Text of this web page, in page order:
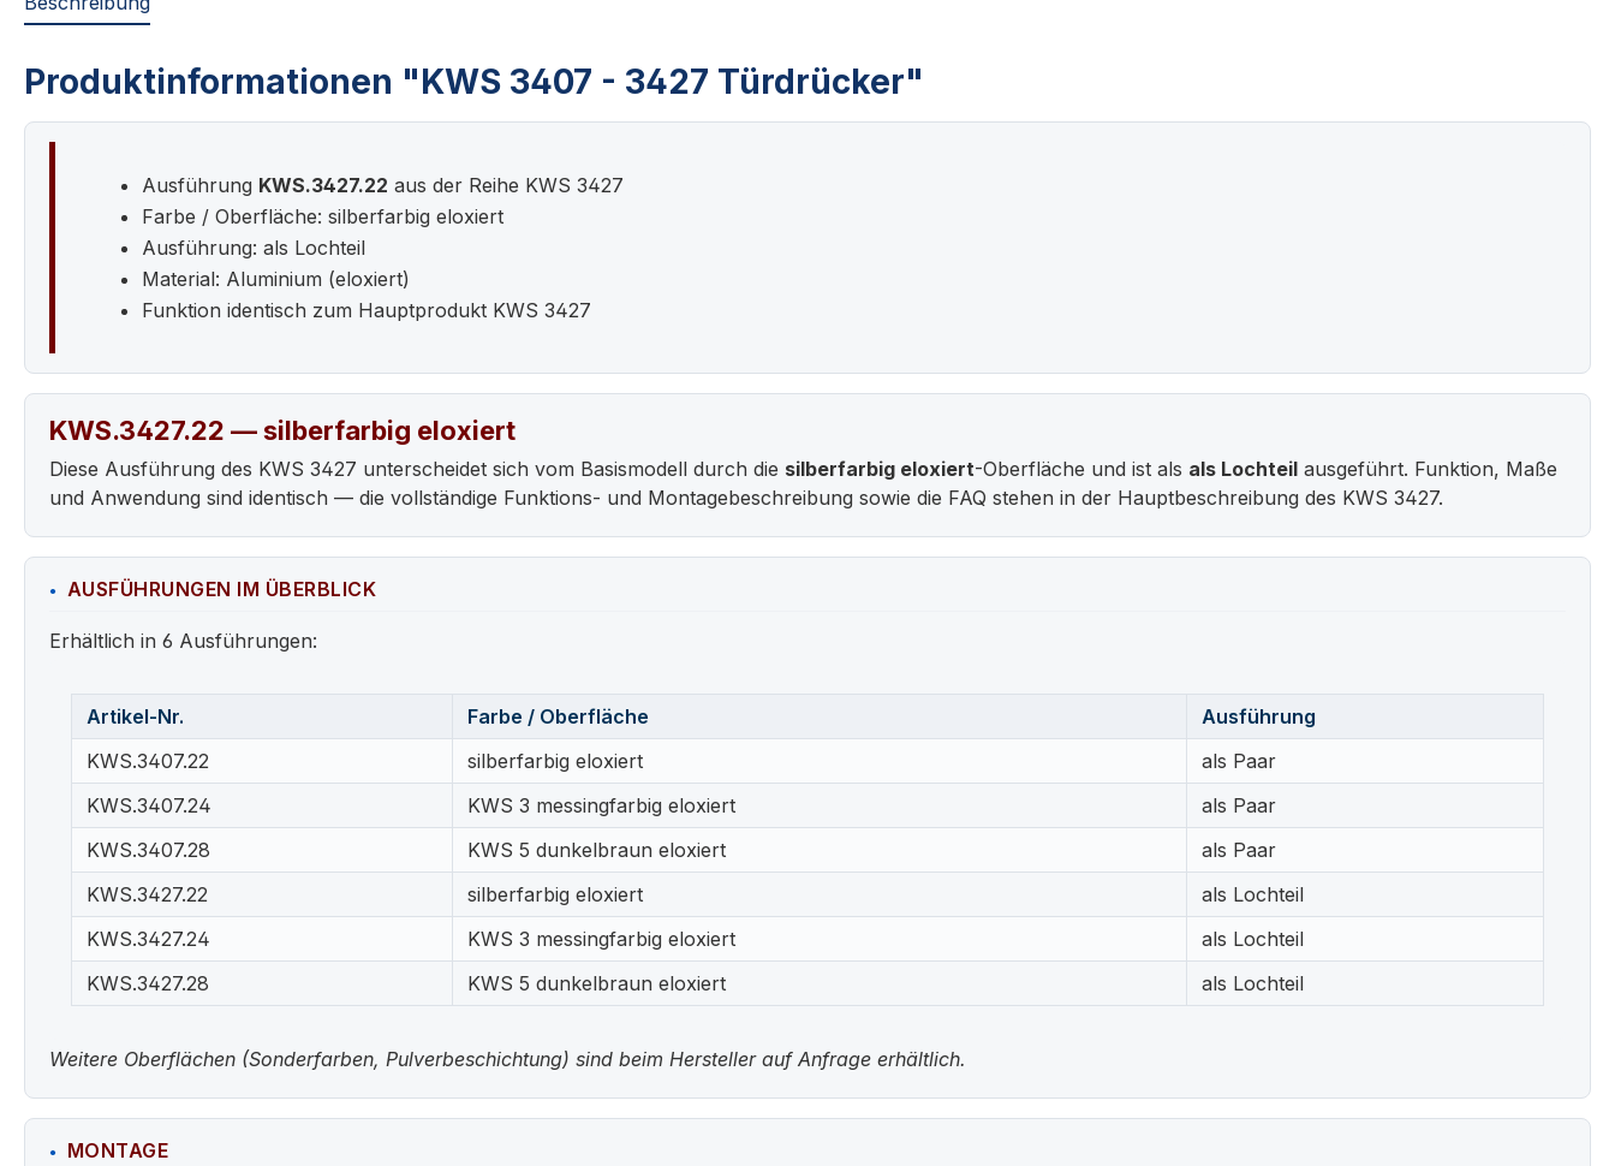
Produktinformationen "KWS 3407 - 3427 Türdrücker"
Ausführung KWS.3427.22 aus der Reihe KWS 3427
Farbe / Oberfläche: silberfarbig eloxiert
Ausführung: als Lochteil
Material: Aluminium (eloxiert)
Funktion identisch zum Hauptprodukt KWS 3427
KWS.3427.22 — silberfarbig eloxiert
Diese Ausführung des KWS 3427 unterscheidet sich vom Basismodell durch die silberfarbig eloxiert-Oberfläche und ist als als Lochteil ausgeführt. Funktion, Maße
und Anwendung sind identisch — die vollständige Funktions- und Montagebeschreibung sowie die FAQ stehen in der Hauptbeschreibung des KWS 3427.
AUSFÜHRUNGEN IM ÜBERBLICK
Erhältlich in 6 Ausführungen:
Artikel-Nr. Farbe / Oberfläche
Ausführung
KWS.3407.22
silberfarbig eloxiert
als Paar
KWS.3407.24
KWS 3 messingfarbig eloxiert
als Paar
KWS.3407.28
KWS 5 dunkelbraun eloxiert
als Paar
KWS.3427.22
silberfarbig eloxiert
als Lochteil
KWS.3427.24
KWS 3 messingfarbig eloxiert
als Lochteil
KWS.3427.28
KWS 5 dunkelbraun eloxiert als Lochteil
Weitere Oberflächen (Sonderfarben, Pulverbeschichtung) sind beim Hersteller auf Anfrage erhältlich.
MONTAGE